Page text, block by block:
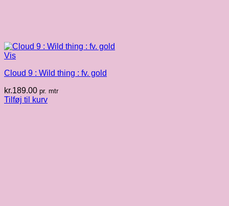
Vis
Cloud 9 : Wild thing : fv. gold
kr.189.00 pr. mtr
Tilføj til kurv